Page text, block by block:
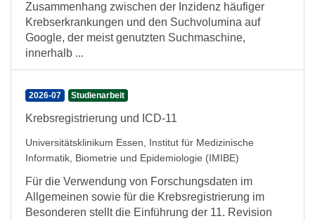
Zusammenhang zwischen der Inzidenz häufiger
Krebserkrankungen und den Suchvolumina auf
Google, der meist genutzten Suchmaschine,
innerhalb ...
2026-07 Studienarbeit
Krebsregistrierung und ICD-11
Universitätsklinikum Essen, Institut für Medizinische
Informatik, Biometrie und Epidemiologie (IMIBE)
Für die Verwendung von Forschungsdaten im
Allgemeinen sowie für die Krebsregistrierung im
Besonderen stellt die Einführung der 11. Revision